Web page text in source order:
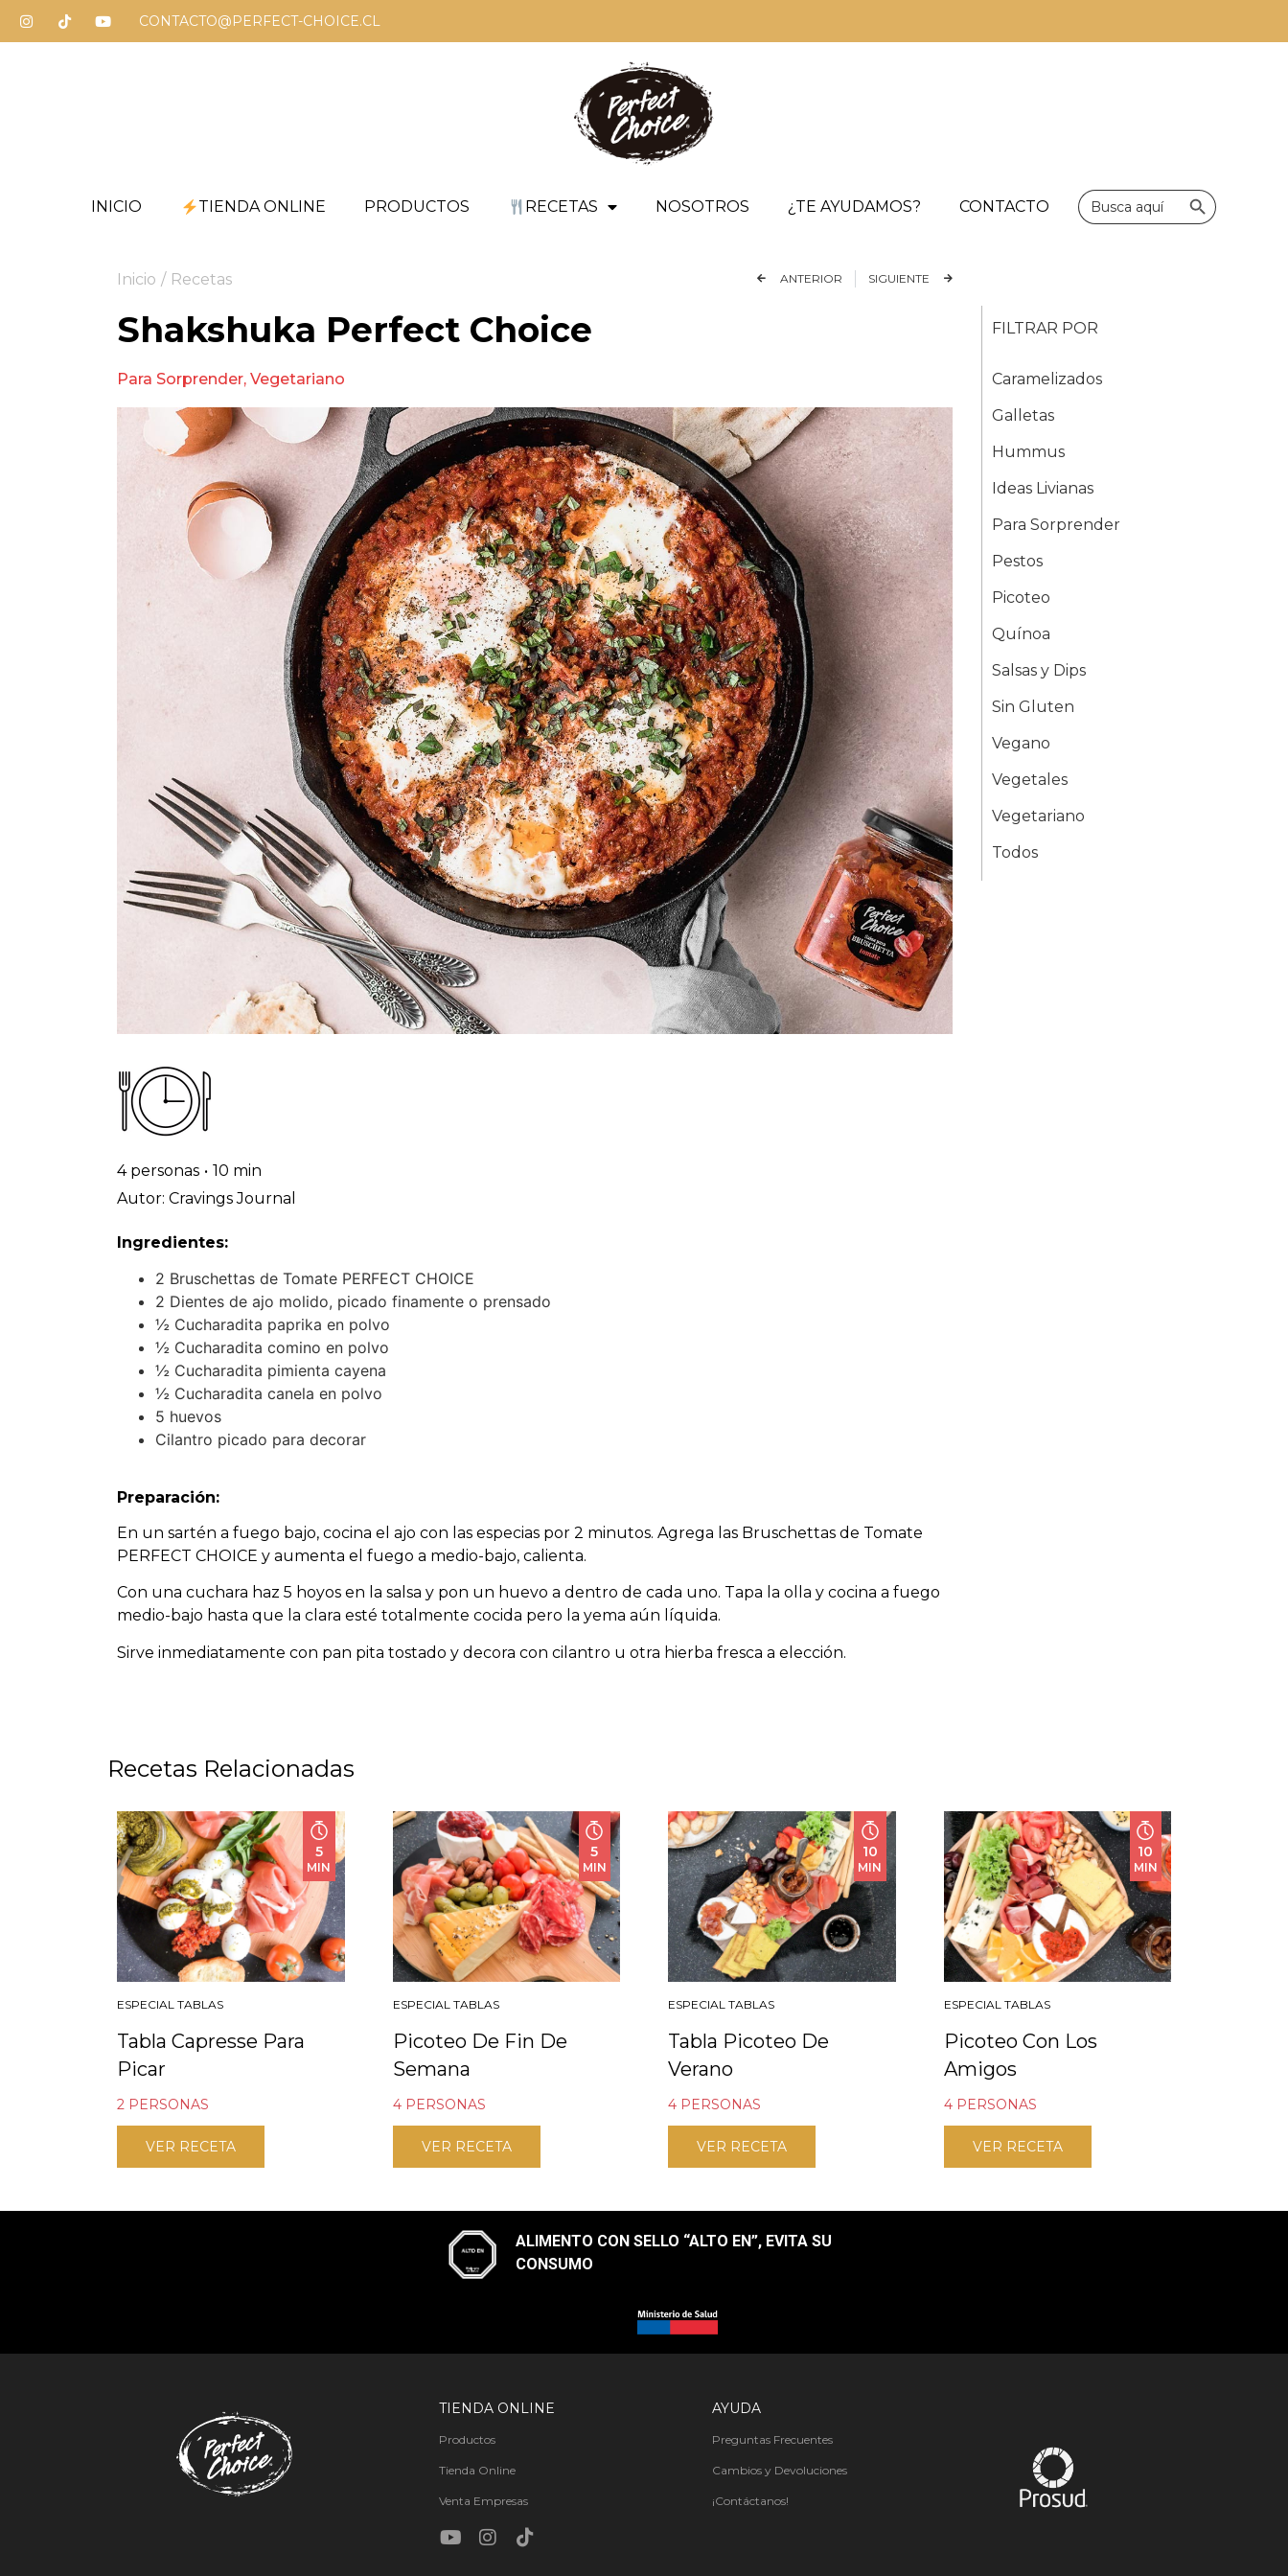
CONTACTO@PERFECT-CHOICE.CL
INICIO TIENDA ONLINE PRODUCTOS RECETAS NOSOTROS ¿TE AYUDAMOS? CONTACTO
Buscar: Botón de
Inicio / Recetas ANTERIOR SIGUIENTE
Shakshuka Perfect Choice
Para Sorprender, Vegetariano
4 personas • 10 min
Autor: Cravings Journal
Ingredientes:
2 Bruschettas de Tomate PERFECT CHOICE
2 Dientes de ajo molido, picado finamente o prensado
½ Cucharadita paprika en polvo
½ Cucharadita comino en polvo
½ Cucharadita pimienta cayena
½ Cucharadita canela en polvo
5 huevos
Cilantro picado para decorar
Preparación:
En un sartén a fuego bajo, cocina el ajo con las especias por 2 minutos. Agrega las Bruschettas de Tomate
PERFECT CHOICE y aumenta el fuego a medio-bajo, calienta.
Con una cuchara haz 5 hoyos en la salsa y pon un huevo a dentro de cada uno. Tapa la olla y cocina a fuego
medio-bajo hasta que la clara esté totalmente cocida pero la yema aún líquida.
Sirve inmediatamente con pan pita tostado y decora con cilantro u otra hierba fresca a elección.
FILTRAR POR
Caramelizados
Galletas
Hummus
Ideas Livianas
Para Sorprender
Pestos
Picoteo
Quínoa
Salsas y Dips
Sin Gluten
Vegano
Vegetales
Vegetariano
Todos
Recetas Relacionadas
5
MIN
ESPECIAL TABLAS
Tabla Capresse Para
Picar
2 PERSONAS
VER RECETA
5
MIN
ESPECIAL TABLAS
Picoteo De Fin De
Semana
4 PERSONAS
VER RECETA
10
MIN
ESPECIAL TABLAS
Tabla Picoteo De
Verano
4 PERSONAS
VER RECETA
10
MIN
ESPECIAL TABLAS
Picoteo Con Los
Amigos
4 PERSONAS
VER RECETA
ALIMENTO CON SELLO “ALTO EN”, EVITA SU
CONSUMO​
TIENDA ONLINE
Productos
Tienda Online
Venta Empresas
AYUDA
Preguntas Frecuentes
Cambios y Devoluciones
¡Contáctanos!